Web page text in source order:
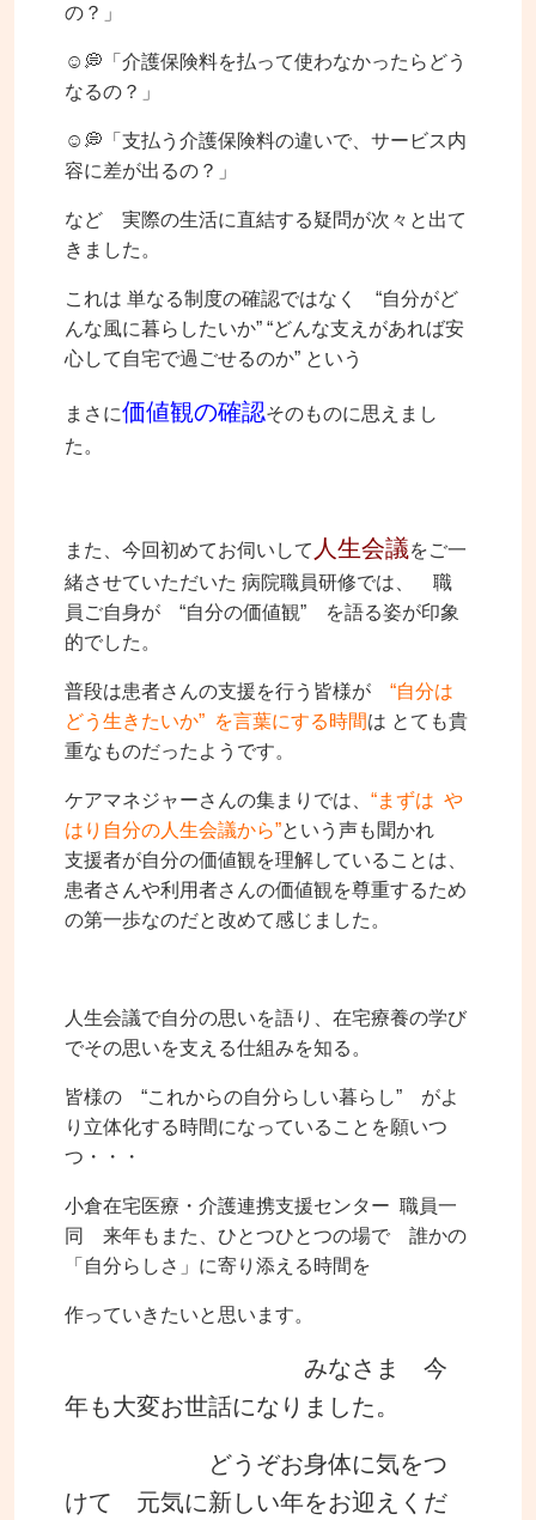
の？」
☺💭「介護保険料を払って使わなかったらどう
なるの？」
☺💭「支払う介護保険料の違いで、サービス内
容に差が出るの？」
など 実際の生活に直結する疑問が次々と出て
きました。
これは 単なる制度の確認ではなく “自分がど
んな風に暮らしたいか” “どんな支えがあれば安
心して自宅で過ごせるのか” という
まさに価値観の確認そのものに思えまし
た。
また、今回初めてお伺いして 人生会議をご一
緒させていただいた 病院職員研修では、 職
員ご自身が “自分の価値観” を語る姿が印象
的でした。
普段は患者さんの支援を行う皆様が“自分は
どう生きたいか” を言葉にする時間は とても貴
重なものだったようです。
ケアマネジャーさんの集まりでは、“まずは や
はり自分の人生会議から”という声も聞かれ
支援者が自分の価値観を理解していることは、
患者さんや利用者さんの価値観を尊重するため
の第一歩なのだと改めて感じました。
人生会議で自分の思いを語り、在宅療養の学び
でその思いを支える仕組みを知る。
皆様の “これからの自分らしい暮らし” がよ
り立体化する時間になっていることを願いつ
つ・・・
小倉在宅医療・介護連携支援センター 職員一
同 来年もまた、ひとつひとつの場で 誰かの
「自分らしさ」に寄り添える時間を
作っていきたいと思います。
みなさま 今
年も大変お世話になりました。
どうぞお身体に気をつ
けて 元気に新しい年をお迎えくだ